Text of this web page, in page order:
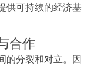
供可持续的经济基
合作
的分裂和对立。因